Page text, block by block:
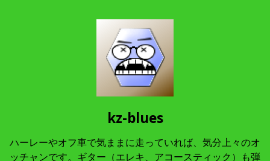
kz-blues
ハーレーやオフ車で気ままに走っていれば、気分上々のオ
ッチャンです。ギター（エレキ、アコースティック）も弾